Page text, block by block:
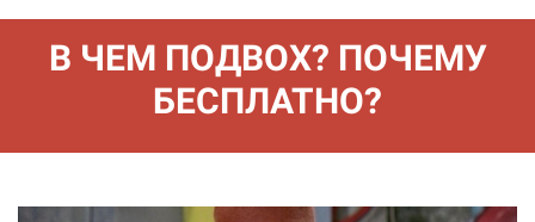
В ЧЕМ ПОДВОХ? ПОЧЕМУ
БЕСПЛАТНО?